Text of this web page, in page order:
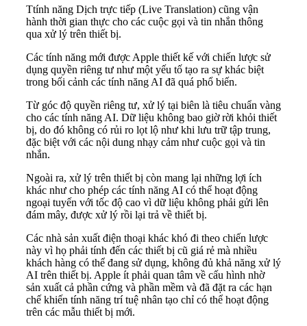
Ttính năng Dịch trực tiếp (Live Translation) cũng vận
hành thời gian thực cho các cuộc gọi và tin nhắn thông
qua xử lý trên thiết bị.
Các tính năng mới được Apple thiết kế với chiến lược sử
dụng quyền riêng tư như một yếu tố tạo ra sự khác biệt
trong bối cảnh các tính năng AI đã quá phổ biến.
Từ góc độ quyền riêng tư, xử lý tại biên là tiêu chuẩn vàng
cho các tính năng AI. Dữ liệu không bao giờ rời khỏi thiết
bị, do đó không có rủi ro lọt lộ như khi lưu trữ tập trung,
đặc biệt với các nội dung nhạy cảm như cuộc gọi và tin
nhắn.
Ngoài ra, xử lý trên thiết bị còn mang lại những lợi ích
khác như cho phép các tính năng AI có thể hoạt động
ngoại tuyến với tốc độ cao vì dữ liệu không phải gửi lên
đám mây, được xử lý rồi lại trả về thiết bị.
Các nhà sản xuất điện thoại khác khó đi theo chiến lược
này vì họ phải tính đến các thiết bị cũ giá rẻ mà nhiều
khách hàng có thể đang sử dụng, không đủ khả năng xử lý
AI trên thiết bị. Apple ít phải quan tâm về cấu hình nhờ
sản xuất cả phần cứng và phần mềm và đã đặt ra các hạn
chế khiến tính năng trí tuệ nhân tạo chỉ có thể hoạt động
trên các mẫu thiết bị mới.